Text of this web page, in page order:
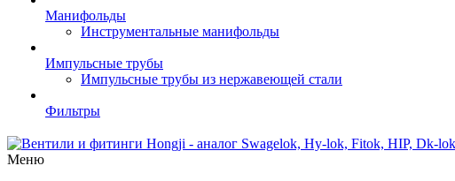
Манифольды
Инструментальные манифольды
Импульсные трубы
Импульсные трубы из нержавеющей стали
Фильтры
Меню